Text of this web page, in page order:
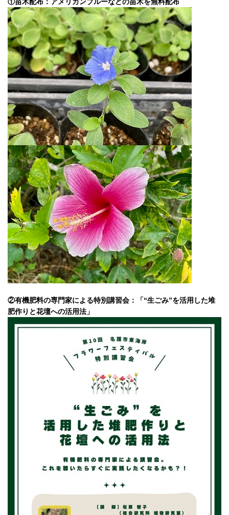
②有機肥料の専門家による特別講習会：「“生ごみ”を活用した堆
肥作りと花壇への活用法」